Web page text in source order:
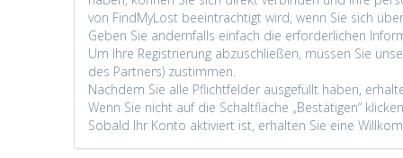
von FindMyLost beeinträchtigt wird, wenn Sie sich
Geben Sie andernfalls einfach die erforderlichen
Um Ihre Registrierung abzuschließen, müssen Sie
des Partners) zustimmen.
Nachdem Sie alle Pflichtfelder ausgefüllt haben,
Wenn Sie nicht auf die Schaltfläche „Bestätigen“
Sobald Ihr Konto aktiviert ist, erhalten Sie eine